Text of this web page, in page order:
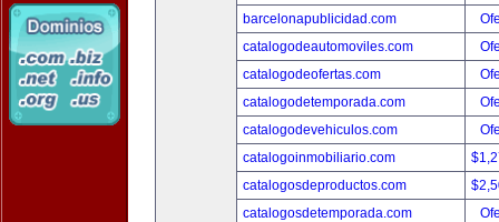
barcelonapublicidad.com
catalogodeautomoviles.com
catalogodeofertas.com
catalogodetemporada.com
catalogodevehiculos.com
catalogoinmobiliario.com
catalogosdeproductos.com
catalogosdetemporada.com